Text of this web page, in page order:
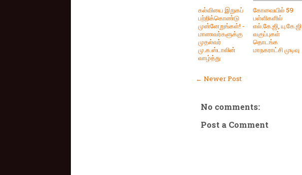
கல்வியை இறுகப்
பற்றிக்கொண்டு
முன்னேறுங்கள்! -
மாணவர்களுக்கு
முதல்வர்
மு.க.ஸ்டாலின்
வாழ்த்து
கோவையில் 59
பள்ளிகளில்
எல்.கே.ஜி, யு.கே.ஜி
வகுப்புகள்
தொடங்க
மாநகராட்சி முடிவு
← Newer Post
No comments:
Post a Comment